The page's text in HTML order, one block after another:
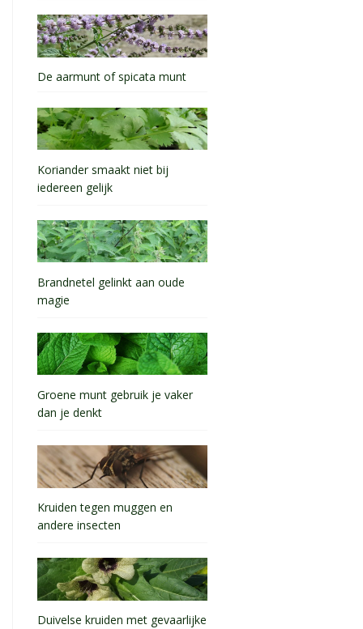
De aarmunt of spicata munt
Koriander smaakt niet bij
iedereen gelijk
Brandnetel gelinkt aan oude
magie
Groene munt gebruik je vaker
dan je denkt
Kruiden tegen muggen en
andere insecten
Duivelse kruiden met gevaarlijke